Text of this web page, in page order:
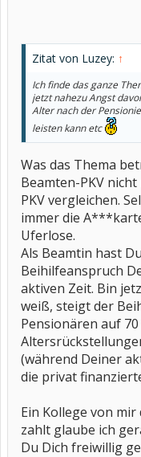
Zitat von Luzey: ↑
Ich finde das ganze
jetzt nahezu Angst
Alter nach der
leisten kann etc
Was das Thema
Beamten-PKV
PKV vergleichen.
immer die
Uferlose.
Als Beamtin hast
Beihilfeanspruch
aktiven Zeit. Bin
weiß, steigt der
Pensionären auf
(während Deiner
die privat
Ein Kollege von
zahlt glaube ich
Du Dich freiwillig